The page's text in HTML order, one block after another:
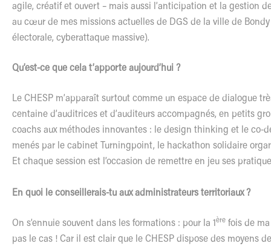
agile, créatif et ouvert – mais aussi l’anticipation et la gestion
au cœur de mes missions actuelles de DGS de la ville de
électorale, cyberattaque massive).
Qu’est-ce que cela t’apporte aujourd’hui ?
Le CHESP m’apparaît surtout comme un espace de dialogue
centaine d’auditrices et d’auditeurs accompagnés, en petits
coachs aux méthodes innovantes : le design thinking et le co-
menés par le cabinet Turningpoint, le hackathon solidaire
Et chaque session est l’occasion de remettre en jeu ses
En quoi le conseillerais-tu aux administrateurs territoriaux ?
On s’ennuie souvent dans les formations : pour la 1 ère fois de ma
pas le cas ! Car il est clair que le CHESP dispose des moyens